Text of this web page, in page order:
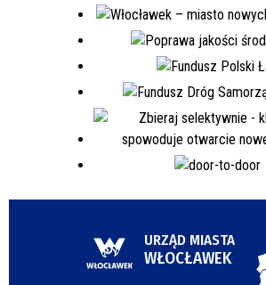
URZĄD MIASTA
WŁOCŁAWEK